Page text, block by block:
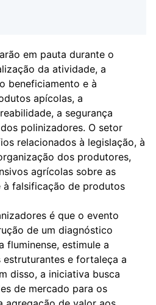
em pauta durante o
da atividade, a
beneficiamento e à
apícolas, a
a segurança
polinizadores. O setor
relacionados à legislação, à
dos produtores,
agrícolas sobre as
à falsificação de produtos
é que o evento
de um diagnóstico
fluminense, estimule a
e fortaleça a
disso, a iniciativa busca
de mercado para os